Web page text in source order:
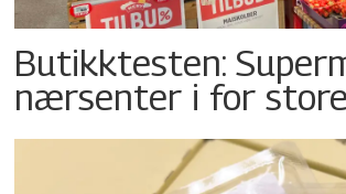
Butikktesten:
nærsenter i for